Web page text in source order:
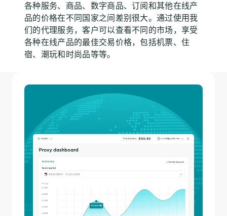
各种服务、商品、数字商品、订阅和其他在线产
品的价格在不同国家之间差别很大。通过使用我
们的代理服务，客户可以查看不同的市场，享受
各种在线产品的最佳交易价格，包括机票、住
宿、潮玩和时尚品等等。